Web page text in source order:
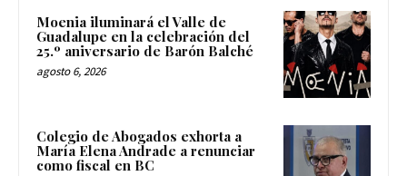
Moenia iluminará el Valle de
Guadalupe en la celebración del
25.º aniversario de Barón Balché
agosto 6, 2026
Colegio de Abogados exhorta a
María Elena Andrade a renunciar
como fiscal en BC